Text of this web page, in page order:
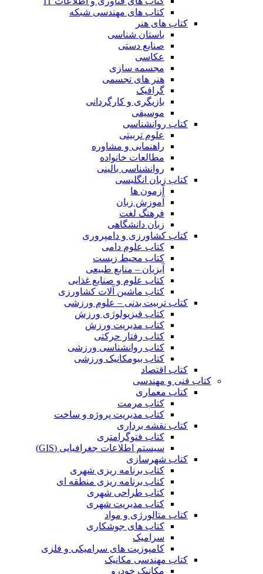
کتاب های مهندسی شبکه
کتاب های هنر
باستان شناسی
صنایع دستی
عکاسی
مجسمه سازی
هنر های تجسمی
گرافیک
بازیگری و کارگردانی
موسیقی
کتاب روانشناسی
علوم تربیتی
راهنمایی و مشاوره
مطالعات خانواده
روانشناسی بالینی
کتاب زبان انگلیسی
آزمون ها
آموزش زبان
فرهنگ لغت
زبان دانشگاهی
کتاب کشاورزی و دامپروری
کتاب علوم دامی
کتاب محیط زیست
آبزیان – منابع طبیعی
کتاب علوم و صنایع غذایی
کتاب ماشین آلات کشاورزی
کتاب تربیت بدنی – علوم ورزشی
کتاب فیزیولوژی ورزش
کتاب مدیریت ورزش
کتاب رفتار حرکتی
کتاب روانشناسی ورزشی
کتاب بیومکانیک ورزشی
کتاب اقتصاد
کتاب فنی و مهندسی
کتاب معماری
کتاب مرمت
کتاب مدیریت پروژه و ساخت
کتاب نقشه برداری
کتاب فتوگرامتری
سیستم اطلاعات جغرافیایی (GIS)
کتاب شهرسازی
کتاب برنامه ریزی شهری
کتاب برنامه ریزی منطقه ای
کتاب طراحی شهری
کتاب مدیریت شهری
کتاب متالورژی و مواد
کتاب های جوشکاری
سرامیک
کامپوزیت های سرامیکی و فلزی
کتاب مهندسی مکانیک
مکانیک خودرو